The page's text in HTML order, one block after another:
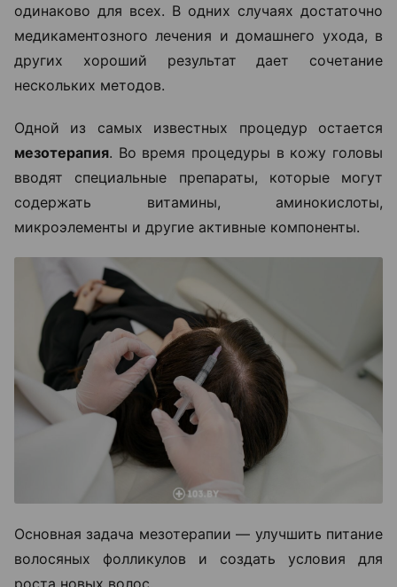
одинаково для всех. В одних случаях достаточно
медикаментозного лечения и домашнего ухода, в
других хороший результат дает сочетание
нескольких методов.
Одной из самых известных процедур остается
мезотерапия. Во время процедуры в кожу головы
вводят специальные препараты, которые могут
содержать витамины, аминокислоты,
микроэлементы и другие активные компоненты.
Основная задача мезотерапии — улучшить питание
волосяных фолликулов и создать условия для
роста новых волос.